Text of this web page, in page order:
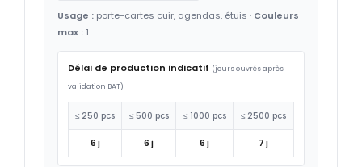
Usage : porte-cartes cuir, agendas, étuis · Couleurs
max : 1
Délai de production indicatif (jours ouvrés après
validation BAT)
≤ 250 pcs ≤ 500 pcs ≤ 1000 pcs ≤ 2500 pcs
6 j 6 j 6 j 7 j